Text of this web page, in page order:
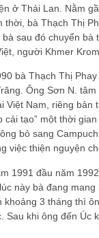
ở Thái Lan. Nằm
thời, bà Thạch Thị
bà sau đó chuyển
người Khmer
bà Thạch Thị
Ông Sơn N.
Việt Nam, riêng bản
cải tạo” một thời
bỏ sang
việc thiện nguyện
1991 đầu năm
này bà đang
khoảng 3 tháng thì
Sau khi ông đến Úc